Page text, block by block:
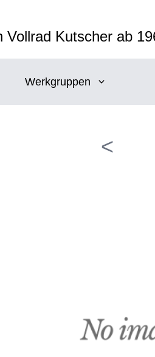
Vollrad Kutscher ab
Werkgruppen
<